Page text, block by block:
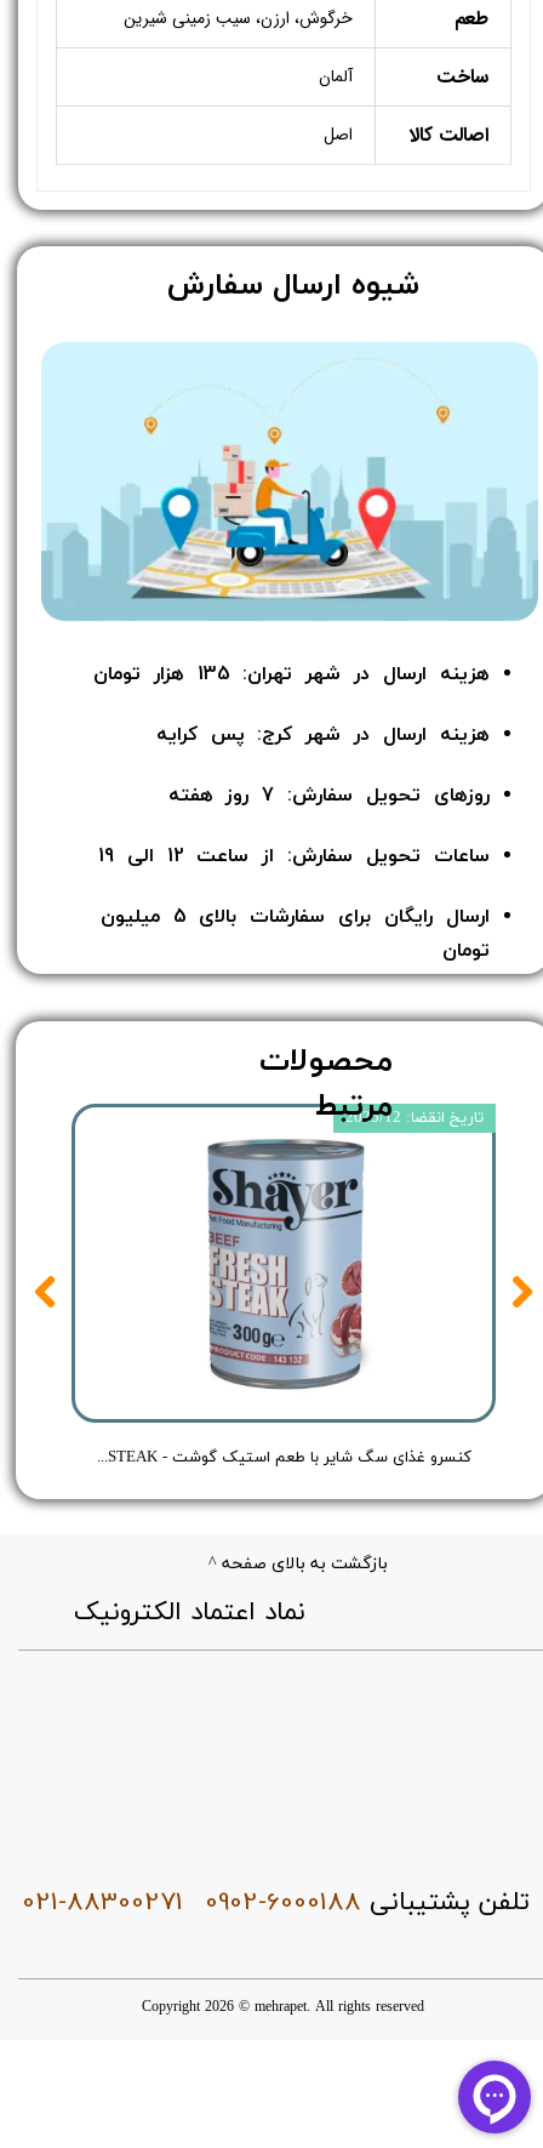
طعم خرگوش، ارزن، سیب زمینی شیرین
ساخت آلمان
اصالت کالا اصل
هزینه ارسال در شهر تهران: 135 هزار تومان
هزینه ارسال در شهر کرج: پس کرایه
روزهای تحویل سفارش: 7 روز هفته
ساعات تحویل سفارش: از ساعت 12 الی 19
ارسال رایگان برای سفارشات بالای 5 میلیون
تومان​​​​​​​
​شیوه ارسال سفارش
کنسرو غذای سگ شایر با طعم استیک گوشت - Shayer BEEF FRESH STEAK - وزن 300 گرم
تاریخ انقضا: 2025/12
محصولات
مرتبط
0902-6000188
بازگشت به بالای صفحه ^
021-88300271
Copyright 2026 © mehrapet. All rights reserved
​نماد اعتماد الکترونیک